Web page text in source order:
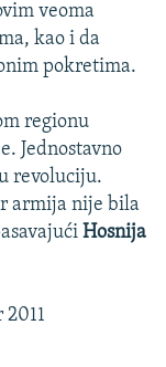
veoma
kao i da
pokretima.
regionu
Jednostavno
revoluciju.
armija nije bila
Hosnija